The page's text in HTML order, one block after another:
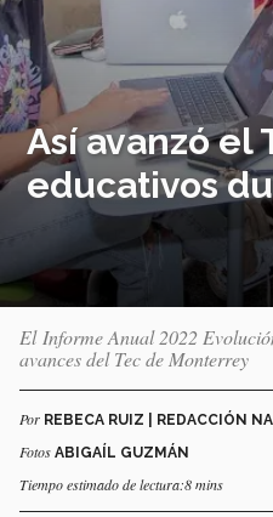
Así avanzó el
educativos
El Informe Anual 2022
avances del Tec de Monterrey
Por REBECA RUIZ | REDACCIÓN
Fotos ABIGAÍL GUZMÁN
Tiempo estimado de lectura:8 mins